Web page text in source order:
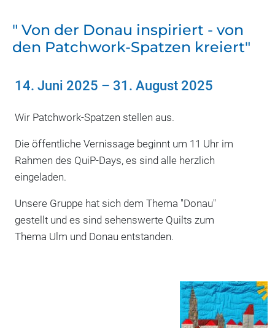
" Von der Donau inspiriert - von
den Patchwork-Spatzen kreiert"
14. Juni 2025 – 31. August 2025
Wir Patchwork-Spatzen stellen aus.
Die öffentliche Vernissage beginnt um 11 Uhr im
Rahmen des QuiP-Days, es sind alle herzlich
eingeladen.
Unsere Gruppe hat sich dem Thema "Donau"
gestellt und es sind sehenswerte Quilts zum
Thema Ulm und Donau entstanden.